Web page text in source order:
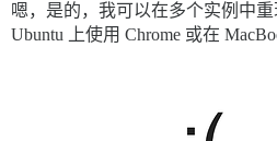
嗯，是的，我可以在多个实例中
Ubuntu 上使用 Chrome 或在